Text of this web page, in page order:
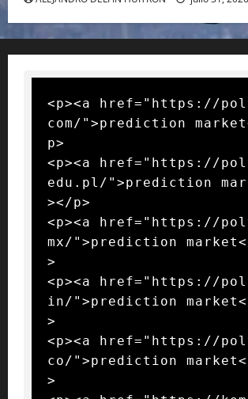
<p><a href="https://
com/">prediction
p>
<p><a href="https://
edu.pl/">prediction
></p>
<p><a href="https://
mx/">prediction
>
<p><a href="https://
in/">prediction
>
<p><a href="https://
co/">prediction
>